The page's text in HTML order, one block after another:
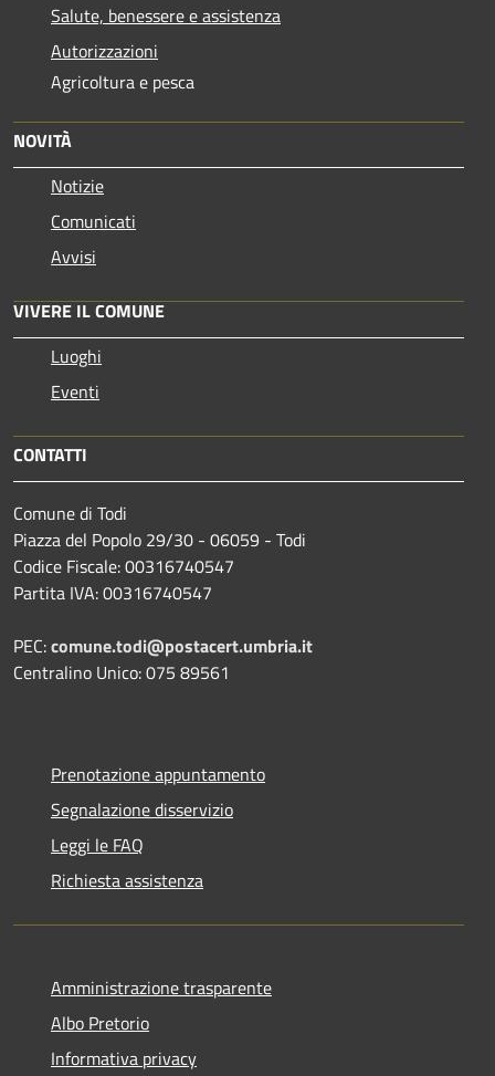
Salute, benessere e assistenza
Autorizzazioni
Agricoltura e pesca
NOVITÀ
Notizie
Comunicati
Avvisi
VIVERE IL COMUNE
Luoghi
Eventi
CONTATTI
Comune di Todi
Piazza del Popolo 29/30 - 06059 - Todi
Codice Fiscale: 00316740547
Partita IVA: 00316740547
PEC:comune.todi@postacert.umbria.it
Centralino Unico: 075 89561
Prenotazione appuntamento
Segnalazione disservizio
Leggi le FAQ
Richiesta assistenza
Amministrazione trasparente
Albo Pretorio
Informativa privacy